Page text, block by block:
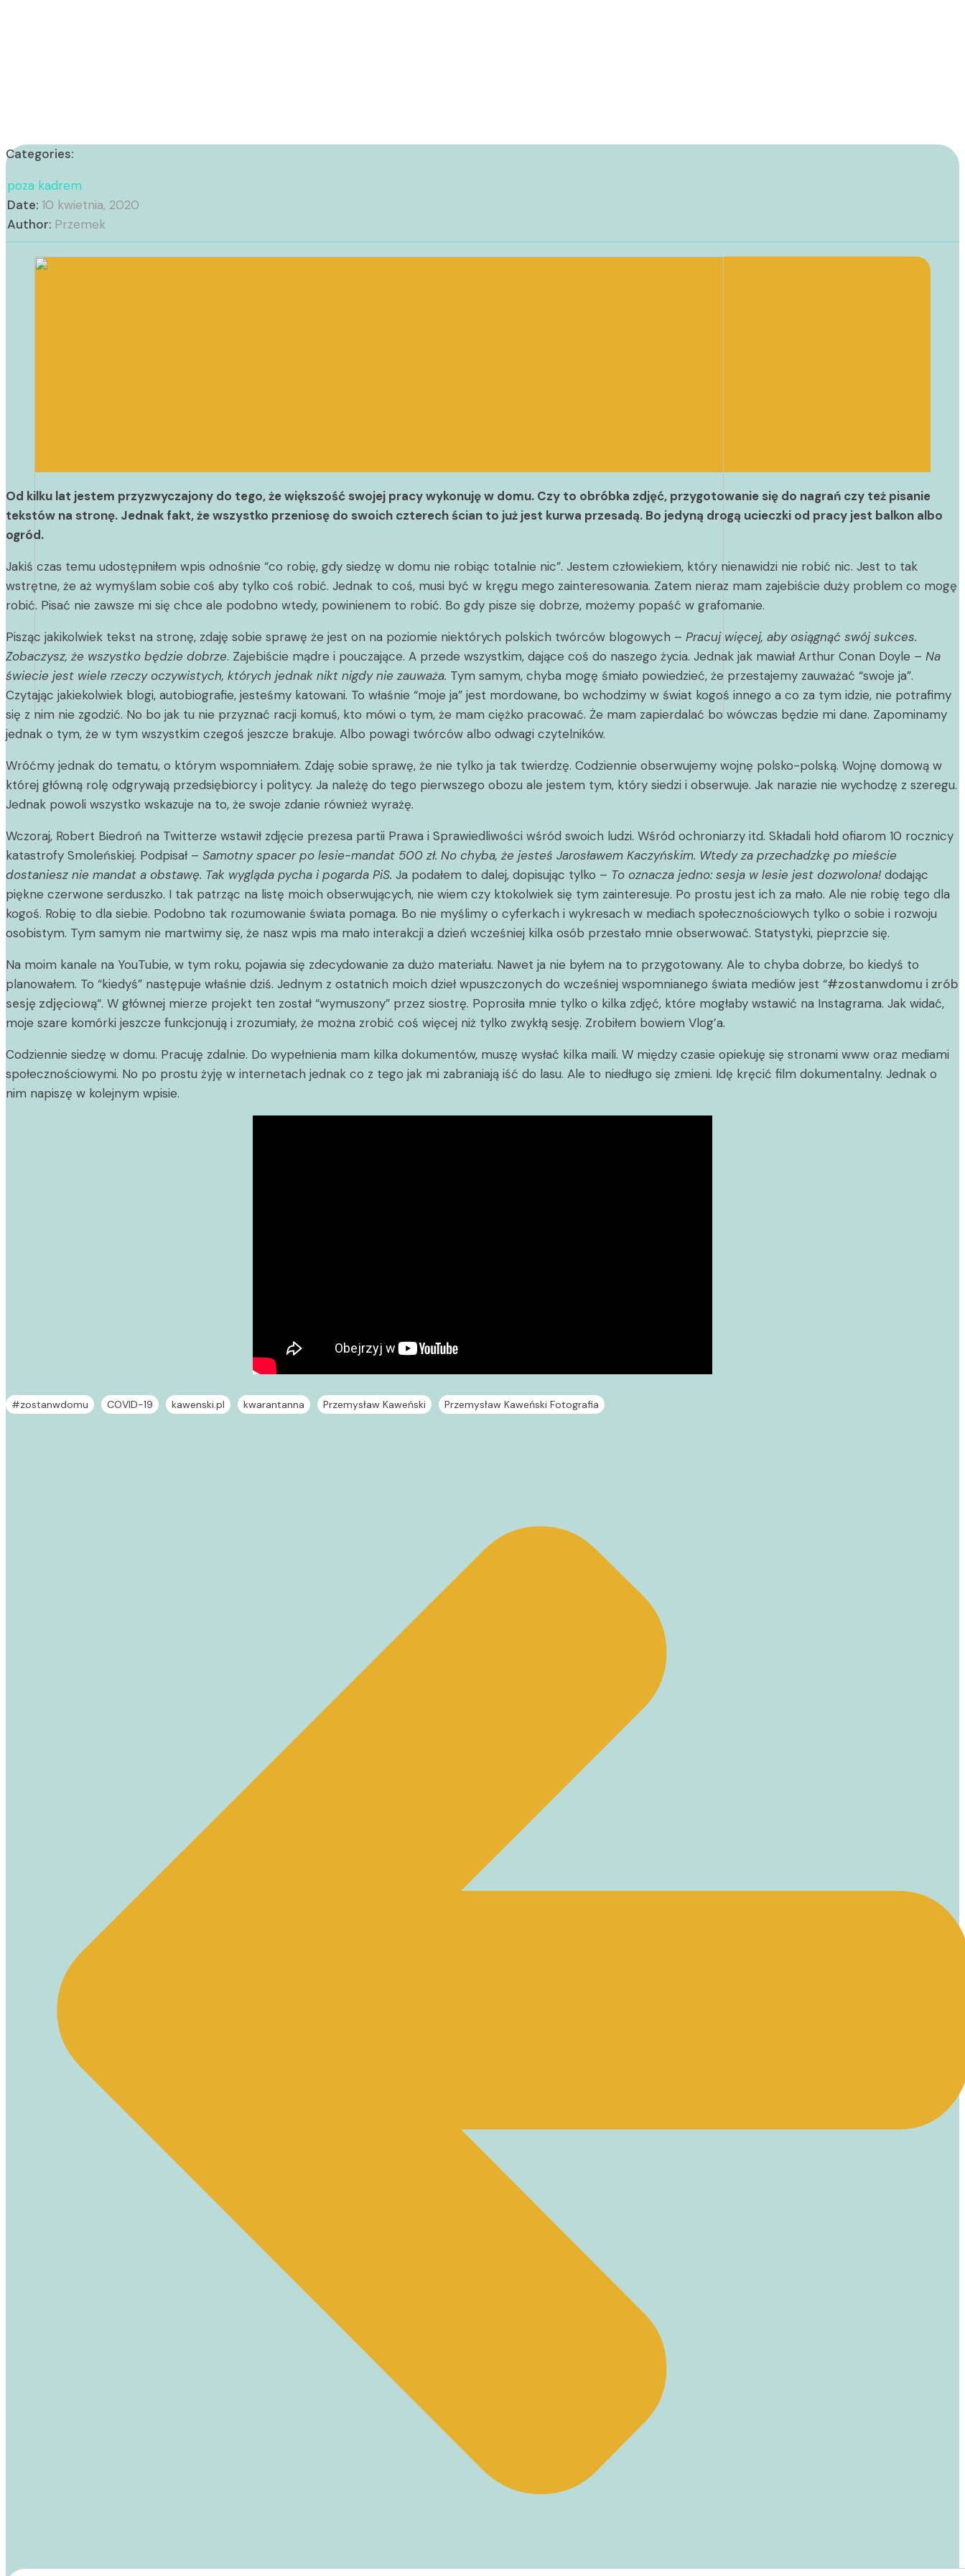
Categories:
poza kadrem
Date: 10 kwietnia, 2020
Author: Przemek
Od kilku lat jestem przyzwyczajony do tego, że większość swojej pracy wykonuję w domu. Czy to obróbka zdjęć, przygotowanie się do nagrań czy też pisanie
tekstów na stronę. Jednak fakt, że wszystko przeniosę do swoich czterech ścian to już jest kurwa przesadą. Bo jedyną drogą ucieczki od pracy jest balkon albo
ogród.
Jakiś czas temu udostępniłem wpis odnośnie “co robię, gdy siedzę w domu nie robiąc totalnie nic”. Jestem człowiekiem, który nienawidzi nie robić nic. Jest to tak
wstrętne, że aż wymyślam sobie coś aby tylko coś robić. Jednak to coś, musi być w kręgu mego zainteresowania. Zatem nieraz mam zajebiście duży problem co mogę
robić. Pisać nie zawsze mi się chce ale podobno wtedy, powinienem to robić. Bo gdy pisze się dobrze, możemy popaść w grafomanie.
Pisząc jakikolwiek tekst na stronę, zdaję sobie sprawę że jest on na poziomie niektórych polskich twórców blogowych – Pracuj więcej, aby osiągnąć swój sukces.
Zobaczysz, że wszystko będzie dobrze. Zajebiście mądre i pouczające. A przede wszystkim, dające coś do naszego życia. Jednak jak mawiał Arthur Conan Doyle – Na
świecie jest wiele rzeczy oczywistych, których jednak nikt nigdy nie zauważa. Tym samym, chyba mogę śmiało powiedzieć, że przestajemy zauważać “swoje ja”.
Czytając jakiekolwiek blogi, autobiografie, jesteśmy katowani. To właśnie “moje ja” jest mordowane, bo wchodzimy w świat kogoś innego a co za tym idzie, nie potrafimy
się z nim nie zgodzić. No bo jak tu nie przyznać racji komuś, kto mówi o tym, że mam ciężko pracować. Że mam zapierdalać bo wówczas będzie mi dane. Zapominamy
jednak o tym, że w tym wszystkim czegoś jeszcze brakuje. Albo powagi twórców albo odwagi czytelników.
Wróćmy jednak do tematu, o którym wspomniałem. Zdaję sobie sprawę, że nie tylko ja tak twierdzę. Codziennie obserwujemy wojnę polsko-polską. Wojnę domową w
której główną rolę odgrywają przedsiębiorcy i politycy. Ja należę do tego pierwszego obozu ale jestem tym, który siedzi i obserwuje. Jak narazie nie wychodzę z szeregu.
Jednak powoli wszystko wskazuje na to, że swoje zdanie również wyrażę.
Wczoraj, Robert Biedroń na Twitterze wstawił zdjęcie prezesa partii Prawa i Sprawiedliwości wśród swoich ludzi. Wśród ochroniarzy itd. Składali hołd ofiarom 10 rocznicy
katastrofy Smoleńskiej. Podpisał – Samotny spacer po lesie-mandat 500 zł. No chyba, że jesteś Jarosławem Kaczyńskim. Wtedy za przechadzkę po mieście
dostaniesz nie mandat a obstawę. Tak wygląda pycha i pogarda PiS. Ja podałem to dalej, dopisując tylko – To oznacza jedno: sesja w lesie jest dozwolona! dodając
piękne czerwone serduszko. I tak patrząc na listę moich obserwujących, nie wiem czy ktokolwiek się tym zainteresuje. Po prostu jest ich za mało. Ale nie robię tego dla
kogoś. Robię to dla siebie. Podobno tak rozumowanie świata pomaga. Bo nie myślimy o cyferkach i wykresach w mediach społecznościowych tylko o sobie i rozwoju
osobistym. Tym samym nie martwimy się, że nasz wpis ma mało interakcji a dzień wcześniej kilka osób przestało mnie obserwować. Statystyki, pieprzcie się.
Na moim kanale na YouTubie, w tym roku, pojawia się zdecydowanie za dużo materiału. Nawet ja nie byłem na to przygotowany. Ale to chyba dobrze, bo kiedyś to
planowałem. To “kiedyś” następuje właśnie dziś. Jednym z ostatnich moich dzieł wpuszczonych do wcześniej wspomnianego świata mediów jest “#zostanwdomu i zrób
sesję zdjęciową“. W głównej mierze projekt ten został “wymuszony” przez siostrę. Poprosiła mnie tylko o kilka zdjęć, które mogłaby wstawić na Instagrama. Jak widać,
moje szare komórki jeszcze funkcjonują i zrozumiały, że można zrobić coś więcej niż tylko zwykłą sesję. Zrobiłem bowiem Vlog’a.
Codziennie siedzę w domu. Pracuję zdalnie. Do wypełnienia mam kilka dokumentów, muszę wysłać kilka maili. W między czasie opiekuję się stronami www oraz mediami
społecznościowymi. No po prostu żyję w internetach jednak co z tego jak mi zabraniają iść do lasu. Ale to niedługo się zmieni. Idę kręcić film dokumentalny. Jednak o
nim napiszę w kolejnym wpisie.
#zostanwdomu COVID-19 kawenski.pl kwarantanna Przemysław Kaweński Przemysław Kaweński Fotografia